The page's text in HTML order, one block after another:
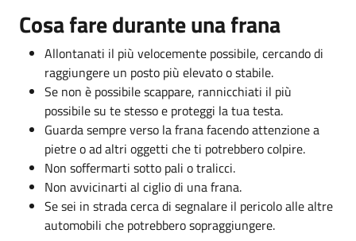
Cosa fare durante una frana
Allontanati il più velocemente possibile, cercando di
raggiungere un posto più elevato o stabile.
Se non è possibile scappare, rannicchiati il più
possibile su te stesso e proteggi la tua testa.
Guarda sempre verso la frana facendo attenzione a
pietre o ad altri oggetti che ti potrebbero colpire.
Non soffermarti sotto pali o tralicci.
Non avvicinarti al ciglio di una frana.
Se sei in strada cerca di segnalare il pericolo alle altre
automobili che potrebbero sopraggiungere.